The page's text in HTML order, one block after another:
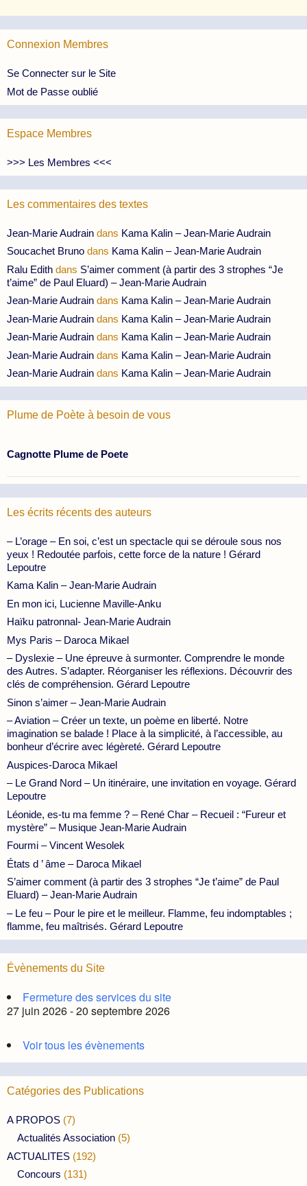
Connexion Membres
Se Connecter sur le Site
Mot de Passe oublié
Espace Membres
>>> Les Membres <<<
Les commentaires des textes
Jean-Marie Audrain dans Kama Kalin – Jean-Marie Audrain
Soucachet Bruno dans Kama Kalin – Jean-Marie Audrain
Ralu Edith dans S’aimer comment (à partir des 3 strophes “Je
t’aime” de Paul Eluard) – Jean-Marie Audrain
Jean-Marie Audrain dans Kama Kalin – Jean-Marie Audrain
Jean-Marie Audrain dans Kama Kalin – Jean-Marie Audrain
Jean-Marie Audrain dans Kama Kalin – Jean-Marie Audrain
Jean-Marie Audrain dans Kama Kalin – Jean-Marie Audrain
Jean-Marie Audrain dans Kama Kalin – Jean-Marie Audrain
Plume de Poète à besoin de vous
Cagnotte Plume de Poete
Les écrits récents des auteurs
– L’orage – En soi, c’est un spectacle qui se déroule sous nos
yeux ! Redoutée parfois, cette force de la nature ! Gérard
Lepoutre
Kama Kalin – Jean-Marie Audrain
En mon ici, Lucienne Maville-Anku
Haïku patronnal- Jean-Marie Audrain
Mys Paris – Daroca Mikael
– Dyslexie – Une épreuve à surmonter. Comprendre le monde
des Autres. S’adapter. Réorganiser les réflexions. Découvrir des
clés de compréhension. Gérard Lepoutre
Sinon s’aimer – Jean-Marie Audrain
– Aviation – Créer un texte, un poème en liberté. Notre
imagination se balade ! Place à la simplicité, à l’accessible, au
bonheur d’écrire avec légèreté. Gérard Lepoutre
Auspices-Daroca Mikael
– Le Grand Nord – Un itinéraire, une invitation en voyage. Gérard
Lepoutre
Léonide, es-tu ma femme ? – René Char – Recueil : “Fureur et
mystère” – Musique Jean-Marie Audrain
Fourmi – Vincent Wesolek
États d ’ âme – Daroca Mikael
S’aimer comment (à partir des 3 strophes “Je t’aime” de Paul
Eluard) – Jean-Marie Audrain
– Le feu – Pour le pire et le meilleur. Flamme, feu indomptables ;
flamme, feu maîtrisés. Gérard Lepoutre
Évènements du Site
Fermeture des services du site
27 juin 2026 - 20 septembre 2026
Voir tous les évènements
Catégories des Publications
A PROPOS (7)
Actualités Association (5)
ACTUALITES (192)
Concours (131)